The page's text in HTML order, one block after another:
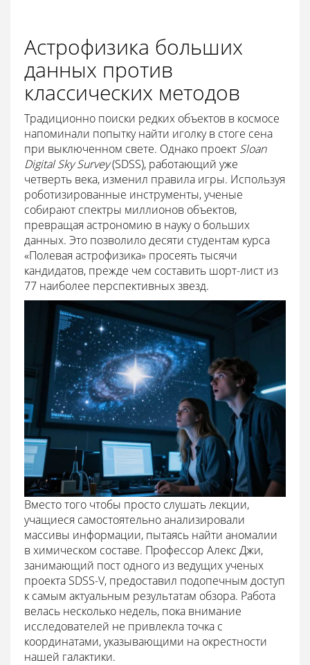
Астрофизика больших
данных против
классических методов
Традиционно поиски редких объектов в космосе
напоминали попытку найти иголку в стоге сена
при выключенном свете. Однако проект Sloan
Digital Sky Survey(SDSS), работающий уже
четверть века, изменил правила игры. Используя
роботизированные инструменты, ученые
собирают спектры миллионов объектов,
превращая астрономию в науку о больших
данных. Это позволило десяти студентам курса
«Полевая астрофизика» просеять тысячи
кандидатов, прежде чем составить шорт-лист из
77 наиболее перспективных звезд.
Вместо того чтобы просто слушать лекции,
учащиеся самостоятельно анализировали
массивы информации, пытаясь найти аномалии
в химическом составе. Профессор Алекс Джи,
занимающий пост одного из ведущих ученых
проекта SDSS-V, предоставил подопечным доступ
к самым актуальным результатам обзора. Работа
велась несколько недель, пока внимание
исследователей не привлекла точка с
координатами, указывающими на окрестности
нашей галактики.